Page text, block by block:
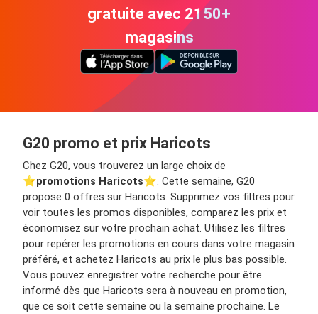
gratuite avec 2150+
magasins
G20 promo et prix Haricots
Chez G20, vous trouverez un large choix de
⭐️promotions Haricots⭐️. Cette semaine, G20
propose 0 offres sur Haricots. Supprimez vos filtres pour
voir toutes les promos disponibles, comparez les prix et
économisez sur votre prochain achat. Utilisez les filtres
pour repérer les promotions en cours dans votre magasin
préféré, et achetez Haricots au prix le plus bas possible.
Vous pouvez enregistrer votre recherche pour être
informé dès que Haricots sera à nouveau en promotion,
que ce soit cette semaine ou la semaine prochaine. Le